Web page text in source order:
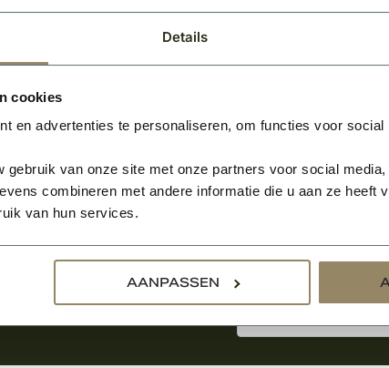
Details
cookies
en advertenties te personaliseren, om functies voor
gebruik van onze site met onze partners voor social
combineren met andere informatie die u aan ze heeft
van hun services.
AANPASSEN
Aanmelden voor de